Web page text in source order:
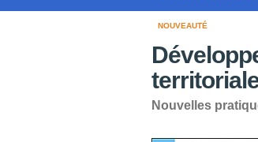
NOUVEAUTÉ
Nouvelles